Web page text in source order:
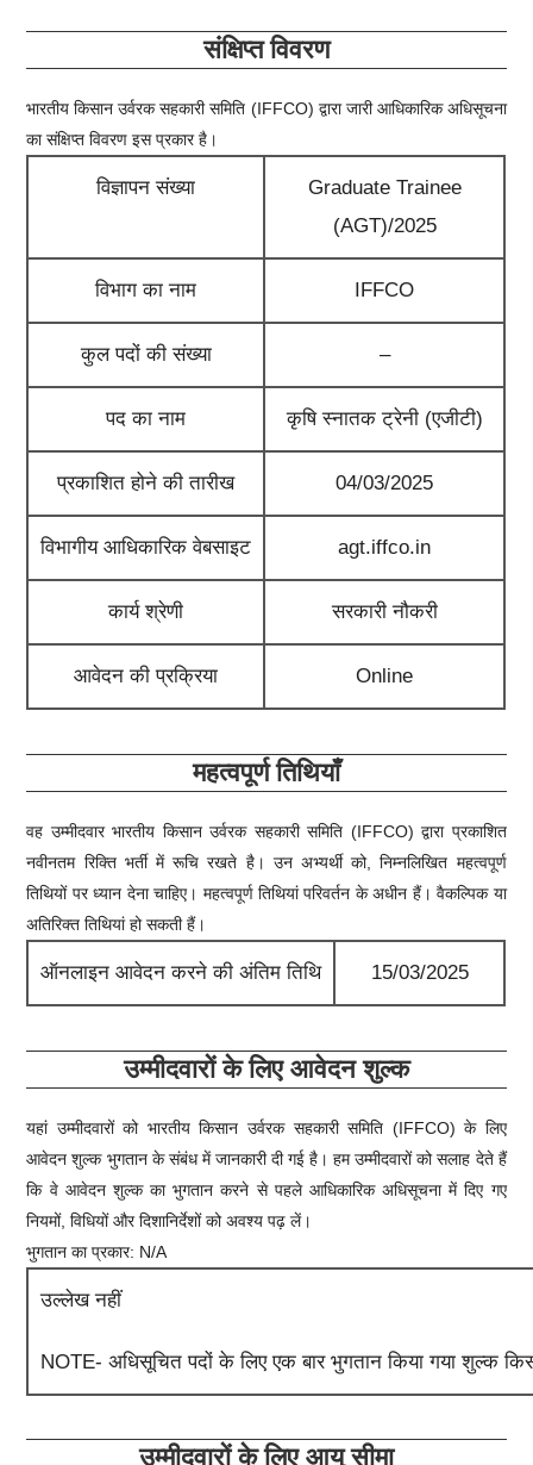
संक्षिप्त विवरण
भारतीय किसान उर्वरक सहकारी समिति (IFFCO) द्वारा जारी आधिकारिक अधिसूचना
का संक्षिप्त विवरण इस प्रकार है।
विज्ञापन संख्या
Graduate Trainee
(AGT)/2025
विभाग का नाम IFFCO
कुल पदों की संख्या –
पद का नाम कृषि स्नातक ट्रेनी (एजीटी)
प्रकाशित होने की तारीख 04/03/2025
विभागीय आधिकारिक वेबसाइट agt.iffco.in
कार्य श्रेणी सरकारी नौकरी
आवेदन की प्रक्रिया Online
महत्वपूर्ण तिथियाँ
वह उम्मीदवारभारतीय किसान उर्वरक सहकारी समिति (IFFCO)द्वारा प्रकाशित
नवीनतम रिक्ति भर्ती में रूचि रखते है। उन अभ्यर्थी को, निम्नलिखित महत्वपूर्ण
तिथियों पर ध्यान देना चाहिए। महत्वपूर्ण तिथियां परिवर्तन के अधीन हैं। वैकल्पिक या
अतिरिक्त तिथियां हो सकती हैं।
ऑनलाइन आवेदन करने की अंतिम तिथि 15/03/2025
उम्मीदवारों के लिए आवेदन शुल्क
यहां उम्मीदवारों को भारतीय किसान उर्वरक सहकारी समिति (IFFCO)के लिए
आवेदन शुल्क भुगतान के संबंध में जानकारी दी गई है। हम उम्मीदवारों को सलाह देते हैं
कि वे आवेदन शुल्क का भुगतान करने से पहले आधिकारिक अधिसूचना में दिए गए
नियमों, विधियों और दिशानिर्देशों को अवश्य पढ़ लें।
भुगतान का प्रकार: N/A
उल्लेख नहीं
NOTE- अधिसूचित पदों के लिए एक बार भुगतान किया गया शुल्क
उम्मीदवारों के लिए आयु सीमा